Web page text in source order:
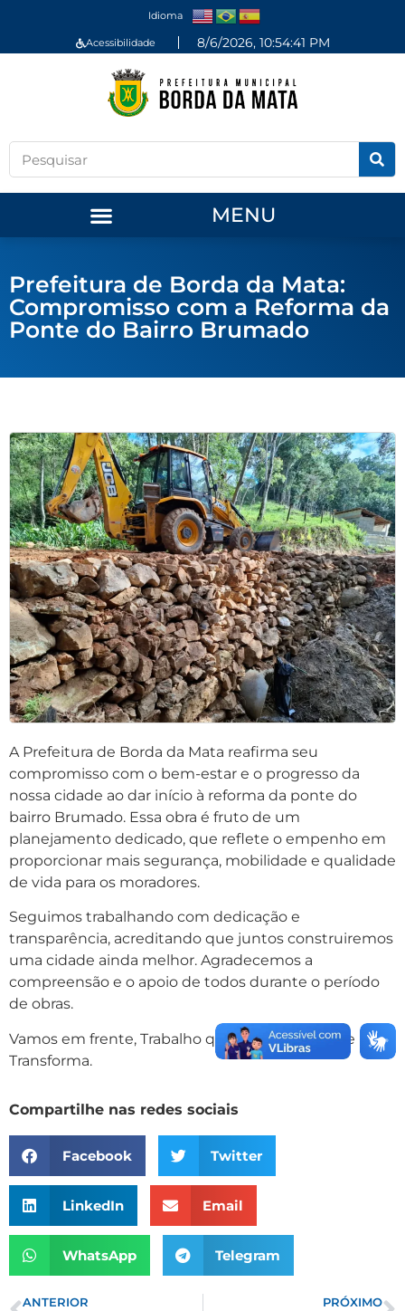
Idioma
Acessibilidade 8/6/2026, 10:54:41 PM
MENU
Prefeitura de Borda da Mata:
Compromisso com a Reforma da
Ponte do Bairro Brumado
A Prefeitura de Borda da Mata reafirma seu
compromisso com o bem-estar e o progresso da
nossa cidade ao dar início à reforma da ponte do
bairro Brumado. Essa obra é fruto de um
planejamento dedicado, que reflete o empenho em
proporcionar mais segurança, mobilidade e qualidade
de vida para os moradores.
Seguimos trabalhando com dedicação e
transparência, acreditando que juntos construiremos
uma cidade ainda melhor. Agradecemos a
compreensão e o apoio de todos durante o período
de obras.
Vamos em frente, Trabalho que une, Futuro que
Transforma.
Compartilhe nas redes sociais
Facebook Twitter
LinkedIn Email
WhatsApp Telegram
ANTERIOR PRÓXIMO